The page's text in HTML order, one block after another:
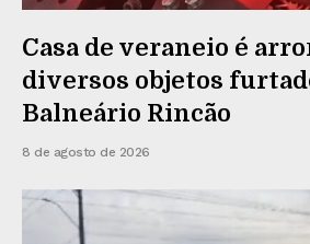
Casa de veraneio é
diversos objetos
Balneário Rincão
8 de agosto de 2026